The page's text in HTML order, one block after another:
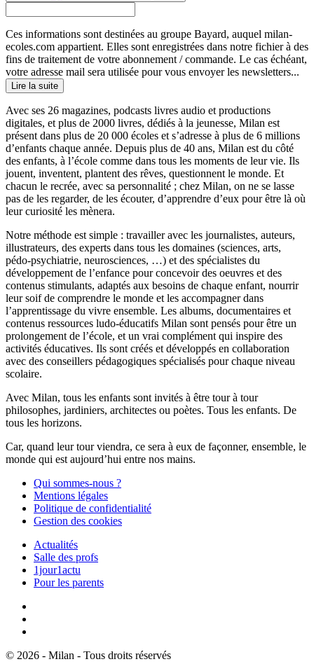
Ces informations sont destinées au groupe Bayard, auquel milan-
ecoles.com appartient. Elles sont enregistrées dans notre fichier à des
fins de traitement de votre abonnement / commande. Le cas échéant,
votre adresse mail sera utilisée pour vous envoyer les newsletters...
Lire la suite
Avec ses 26 magazines, podcasts livres audio et productions
digitales, et plus de 2000 livres, dédiés à la jeunesse, Milan est
présent dans plus de 20 000 écoles et s’adresse à plus de 6 millions
d’enfants chaque année. Depuis plus de 40 ans, Milan est du côté
des enfants, à l’école comme dans tous les moments de leur vie. Ils
jouent, inventent, plantent des rêves, questionnent le monde. Et
chacun le recrée, avec sa personnalité ; chez Milan, on ne se lasse
pas de les regarder, de les écouter, d’apprendre d’eux pour être là où
leur curiosité les mènera.
Notre méthode est simple : travailler avec les journalistes, auteurs,
illustrateurs, des experts dans tous les domaines (sciences, arts,
pédo-psychiatrie, neurosciences, …) et des spécialistes du
développement de l’enfance pour concevoir des oeuvres et des
contenus stimulants, adaptés aux besoins de chaque enfant, nourrir
leur soif de comprendre le monde et les accompagner dans
l’apprentissage du vivre ensemble. Les albums, documentaires et
contenus ressources ludo-éducatifs Milan sont pensés pour être un
prolongement de l’école, et un vrai complément qui inspire des
activités éducatives. Ils sont créés et développés en collaboration
avec des conseillers pédagogiques spécialisés pour chaque niveau
scolaire.
Avec Milan, tous les enfants sont invités à être tour à tour
philosophes, jardiniers, architectes ou poètes. Tous les enfants. De
tous les horizons.
Car, quand leur tour viendra, ce sera à eux de façonner, ensemble, le
monde qui est aujourd’hui entre nos mains.
Qui sommes-nous ?
Mentions légales
Politique de confidentialité
Gestion des cookies
Actualités
Salle des profs
1jour1actu
Pour les parents
© 2026 - Milan - Tous droits réservés